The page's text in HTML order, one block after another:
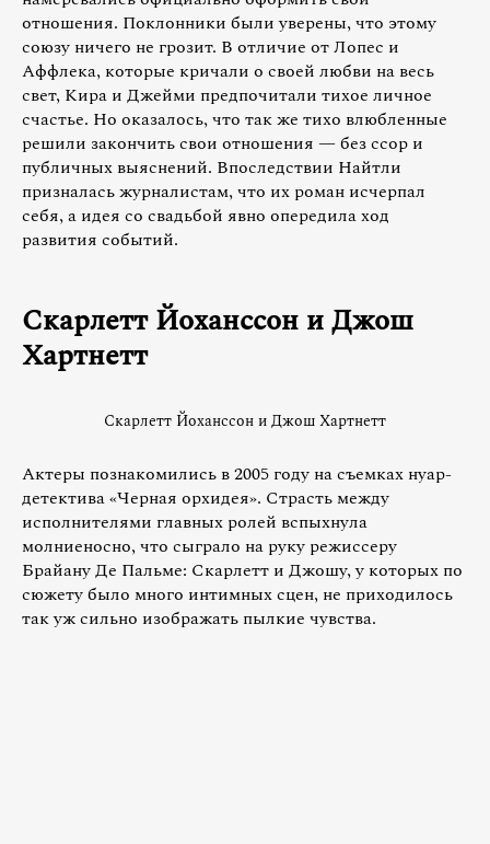
отношения. Поклонники были уверены, что этому
союзу ничего не грозит. В отличие от Лопес и
Аффлека, которые кричали о своей любви на весь
свет, Кира и Джейми предпочитали тихое личное
счастье. Но оказалось, что так же тихо влюбленные
решили закончить свои отношения — без ссор и
публичных выяснений. Впоследствии Найтли
призналась журналистам, что их роман исчерпал
себя, а идея со свадьбой явно опередила ход
развития событий.
Скарлетт Йоханссон и Джош
Хартнетт
Скарлетт Йоханссон и Джош Хартнетт
Актеры познакомились в 2005 году на съемках нуар-
детектива «Черная орхидея». Страсть между
исполнителями главных ролей вспыхнула
молниеносно, что сыграло на руку режиссеру
Брайану Де Пальме: Скарлетт и Джошу, у которых по
сюжету было много интимных сцен, не приходилось
так уж сильно изображать пылкие чувства.